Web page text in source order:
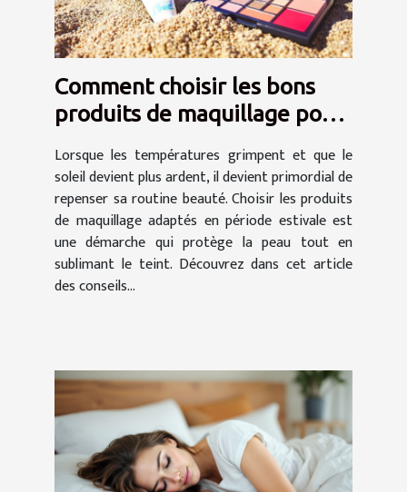
Comment choisir les bons
produits de maquillage pour
Lorsque les températures grimpent et que le
soleil devient plus ardent, il devient primordial de
repenser sa routine beauté. Choisir les produits
de maquillage adaptés en période estivale est
une démarche qui protège la peau tout en
sublimant le teint. Découvrez dans cet article
des conseils...